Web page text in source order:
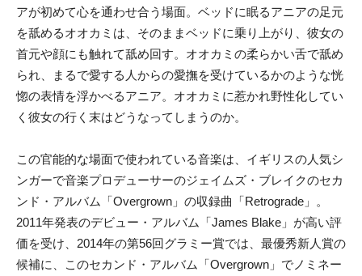
アが初めて心を通わせ合う場面。ベッドに眠るアニアの足元
を舐めるオオカミは、そのままベッドに乗り上がり、彼女の
首元や顔にも触れて舐め回す。オオカミの柔らかい舌で舐め
られ、まるで愛する人からの愛撫を受けているかのような恍
惚の表情を浮かべるアニア。オオカミに惹かれ野性化してい
く彼女の行く末はどうなってしまうのか。
この官能的な場面で使われている音楽は、イギリスの人気シ
ンガーで音楽プロデューサーのジェイムズ・ブレイクのセカ
ンド・アルバム「Overgrown」の収録曲「Retrograde」。
2011年発表のデビュー・アルバム「James Blake」が高い評
価を受け、2014年の第56回グラミー賞では、最優秀新人賞の
候補に、このセカンド・アルバム「Overgrown」でノミネー